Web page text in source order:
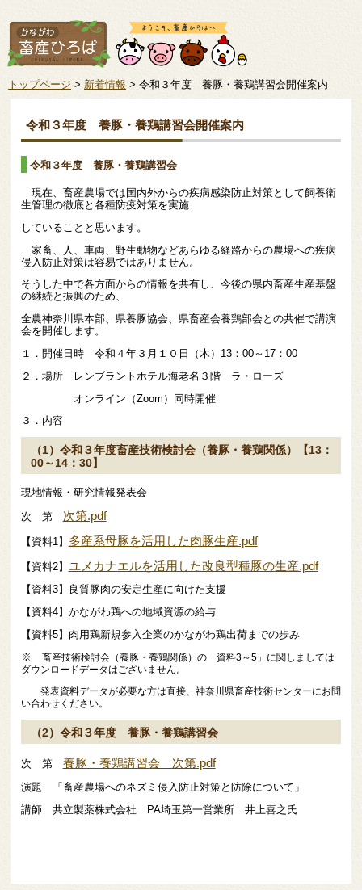
トップページ > 新着情報 > 令和３年度 養豚・養鶏講習会開催案内
令和３年度 養豚・養鶏講習会開催案内
令和３年度 養豚・養鶏講習会
現在、畜産農場では国内外からの疾病感染防止対策として飼養衛
生管理の徹底と各種防疫対策を実施
していることと思います。
家畜、人、車両、野生動物などあらゆる経路からの農場への疾病
侵入防止対策は容易ではありません。
そうした中で各方面からの情報を共有し、今後の県内畜産生産基盤
の継続と振興のため、
全農神奈川県本部、県養豚協会、県畜産会養鶏部会との共催で講演
会を開催します。
１．開催日時 令和４年３月１０日（木）13：00～17：00
２．場所 レンブラントホテル海老名３階 ラ・ローズ
オンライン（Zoom）同時開催
３．内容
（1）令和３年度畜産技術検討会（養豚・養鶏関係）【13：
00～14：30】
現地情報・研究情報発表会
次 第 次第.pdf
【資料1】 多産系母豚を活用した肉豚生産.pdf
【資料2】 ユメカナエルを活用した改良型種豚の生産.pdf
【資料3】良質豚肉の安定生産に向けた支援
【資料4】かながわ鶏への地域資源の給与
【資料5】肉用鶏新規参入企業のかながわ鶏出荷までの歩み
※
畜産技術検討会（養豚・養鶏関係）の「資料3～5」に関しましては
ダウンロードデータはございません。
発表資料データが必要な方は直接、神奈川県畜産技術センターにお問
い合わせください。
（2）令和３年度 養豚・養鶏講習会
次 第 養豚・養鶏講習会 次第.pdf
演題 「畜産農場へのネズミ侵入防止対策と防除について」
講師 共立製薬株式会社 PA埼玉第一営業所 井上喜之氏